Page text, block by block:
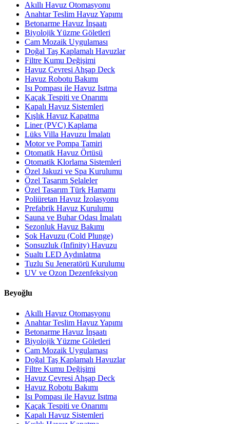
Akıllı Havuz Otomasyonu
Anahtar Teslim Havuz Yapımı
Betonarme Havuz İnşaatı
Biyolojik Yüzme Göletleri
Cam Mozaik Uygulaması
Doğal Taş Kaplamalı Havuzlar
Filtre Kumu Değişimi
Havuz Çevresi Ahşap Deck
Havuz Robotu Bakımı
Isı Pompası ile Havuz Isıtma
Kaçak Tespiti ve Onarımı
Kapalı Havuz Sistemleri
Kışlık Havuz Kapatma
Liner (PVC) Kaplama
Lüks Villa Havuzu İmalatı
Motor ve Pompa Tamiri
Otomatik Havuz Örtüsü
Otomatik Klorlama Sistemleri
Özel Jakuzi ve Spa Kurulumu
Özel Tasarım Şelaleler
Özel Tasarım Türk Hamamı
Poliüretan Havuz İzolasyonu
Prefabrik Havuz Kurulumu
Sauna ve Buhar Odası İmalatı
Sezonluk Havuz Bakımı
Şok Havuzu (Cold Plunge)
Sonsuzluk (Infinity) Havuzu
Sualtı LED Aydınlatma
Tuzlu Su Jeneratörü Kurulumu
UV ve Ozon Dezenfeksiyon
Beyoğlu
Akıllı Havuz Otomasyonu
Anahtar Teslim Havuz Yapımı
Betonarme Havuz İnşaatı
Biyolojik Yüzme Göletleri
Cam Mozaik Uygulaması
Doğal Taş Kaplamalı Havuzlar
Filtre Kumu Değişimi
Havuz Çevresi Ahşap Deck
Havuz Robotu Bakımı
Isı Pompası ile Havuz Isıtma
Kaçak Tespiti ve Onarımı
Kapalı Havuz Sistemleri